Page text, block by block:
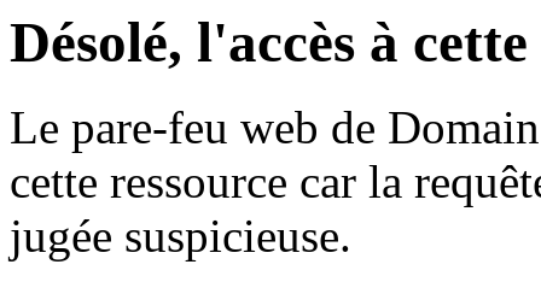
Désolé, l'accès à
Le pare-feu web de
cette ressource car la
jugée suspicieuse.